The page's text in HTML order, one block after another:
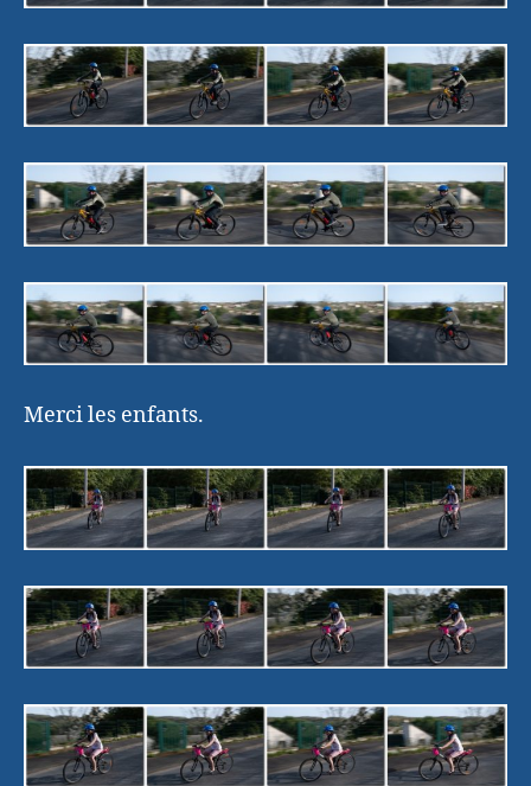
Merci les enfants.